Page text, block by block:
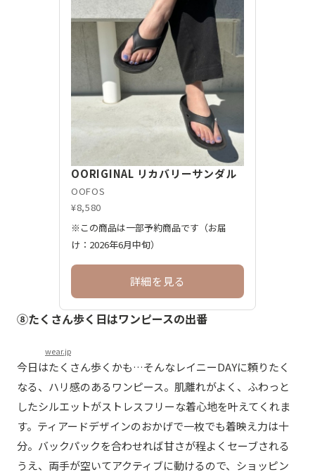
OORIGINAL リカバリーサンダル
OOFOS
¥8,580
※この商品は一部予約商品です（お届
け：2026年6月中旬）
詳細を見る
⑧たくさん歩く日はワンピースの出番
wear.jp
今日はたくさん歩くかも…そんなレイニーDAYに頼りたく
なる、ハリ感のあるワンピース。肌離れがよく、ふわっと
したシルエットがストレスフリーな着心地を叶えてくれま
す。ティアードデザインのおかげで一枚でも着映え力は十
分。バックパックを合わせれば甘さが程よくセーブされる
うえ、両手が空いてアクティブに動けるので、ショッピン